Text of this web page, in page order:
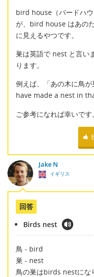
bird house（バードハ
が、bird house はあの
に見えるやつです。
巣は英語で nest と言い
ります。
例えば、「あの木に鳥
have made a nest in
ご参考になれば幸いです。
Jake N
イギリス
回答
Birds nest
鳥 - bird
巣 - nest
鳥の巣はbirds nestにな